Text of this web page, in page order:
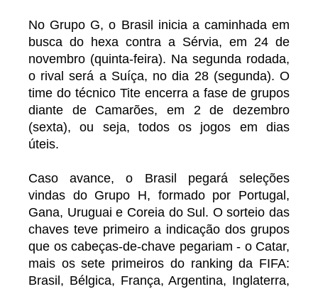
No Grupo G, o Brasil inicia a caminhada em
busca do hexa contra a Sérvia, em 24 de
novembro (quinta-feira). Na segunda rodada,
o rival será a Suíça, no dia 28 (segunda). O
time do técnico Tite encerra a fase de grupos
diante de Camarões, em 2 de dezembro
(sexta), ou seja, todos os jogos em dias
úteis.
Caso avance, o Brasil pegará seleções
vindas do Grupo H, formado por Portugal,
Gana, Uruguai e Coreia do Sul. O sorteio das
chaves teve primeiro a indicação dos grupos
que os cabeças-de-chave pegariam - o Catar,
mais os sete primeiros do ranking da FIFA:
Brasil, Bélgica, França, Argentina, Inglaterra,